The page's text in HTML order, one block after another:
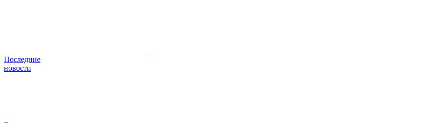
Последние
новости